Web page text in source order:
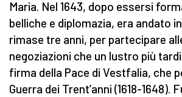
Maria. Nel 1643, dopo essersi
belliche e diplomazia, era andato
rimase tre anni, per partecipare
negoziazioni che un lustro più
firma della Pace di Vestfalia, che
Guerra dei Trent’anni (1618-1648).